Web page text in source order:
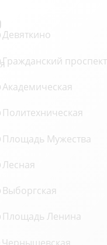
Чернышевская
Площадь Ленина
Выборгская
Лесная
Площадь Мужества
Политехническая
Академическая
Гражданский проспект
Девяткино